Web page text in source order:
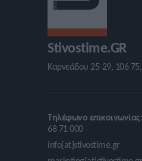
Stivostime.GR
Καρνεάδου 25-29, 106
Τηλέφωνο επικοινωνίας:
68 71 000
info[at]stivostime.gr